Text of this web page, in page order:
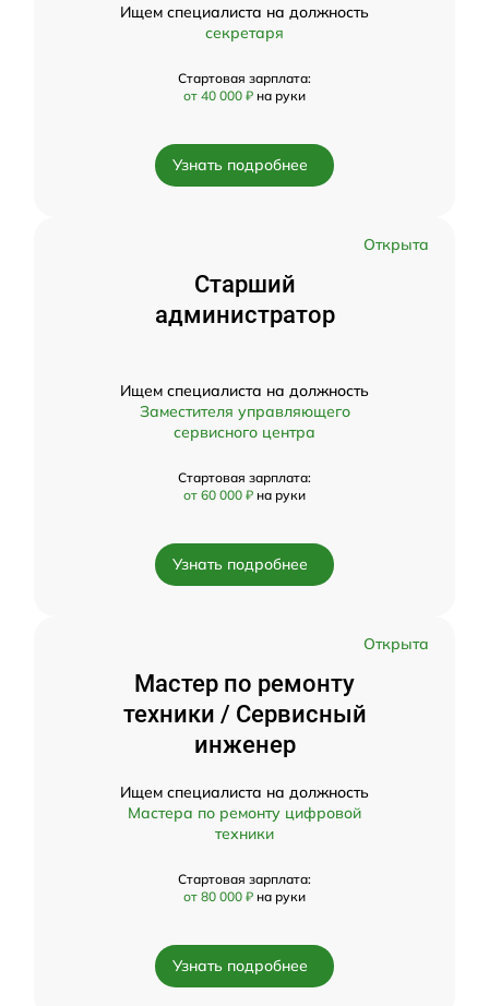
Ищем специалиста на должность
секретаря
Стартовая зарплата:
от 40 000 ₽ на руки
Узнать подробнее
Открыта
Старший
администратор
Ищем специалиста на должность
Заместителя управляющего
сервисного центра
Стартовая зарплата:
от 60 000 ₽ на руки
Узнать подробнее
Открыта
Мастер по ремонту
техники / Сервисный
инженер
Ищем специалиста на должность
Мастера по ремонту цифровой
техники
Стартовая зарплата:
от 80 000 ₽ на руки
Узнать подробнее